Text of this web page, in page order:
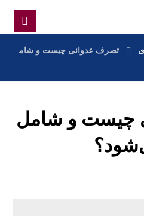
تصرف عدوانی چیست و شام
چیست و شامل